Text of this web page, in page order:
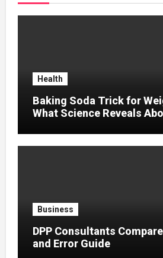
Health
Baking Soda Trick for
What Science Reveals
Business
DPP Consultants
and Error Guide